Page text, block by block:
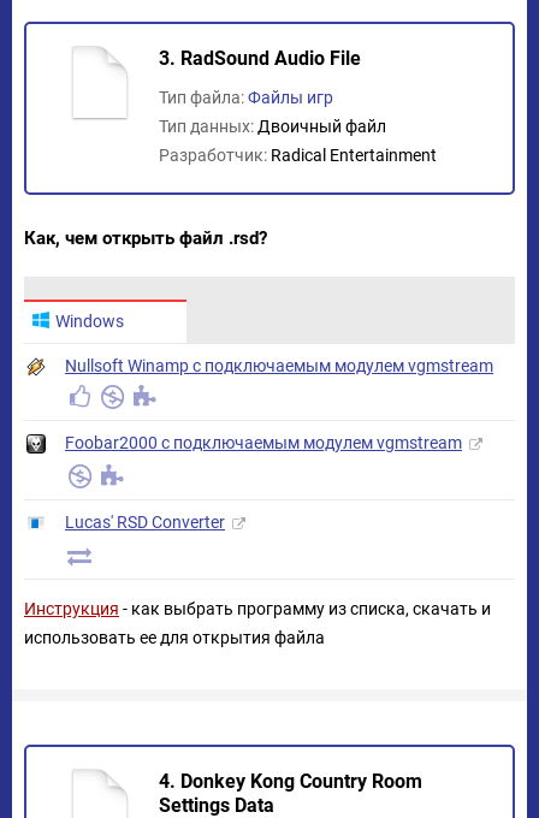
3. RadSound Audio File
Тип файла:Файлы игр
Тип данных: Двоичный файл
Разработчик: Radical Entertainment
Как, чем открыть файл .rsd?
Windows
Nullsoft Winamp с подключаемым модулем vgmstream
Foobar2000 с подключаемым модулем vgmstream
Lucas' RSD Converter
Инструкция - как выбрать программу из списка, скачать и
использовать ее для открытия файла
4. Donkey Kong Country Room
Settings Data